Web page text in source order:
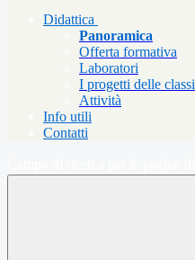
Didattica
Panoramica
Offerta formativa
Laboratori
I progetti delle classi
Attività
Info utili
Contatti